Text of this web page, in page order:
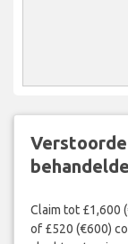
Claim tot £1,600
of £520 (€600)